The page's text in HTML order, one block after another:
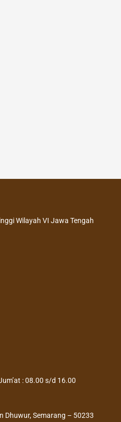
Wilayah VI Jawa Tengah
: 08.00 s/d 16.00
Dhuwur, Semarang – 50233